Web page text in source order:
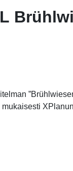
mukaisesti